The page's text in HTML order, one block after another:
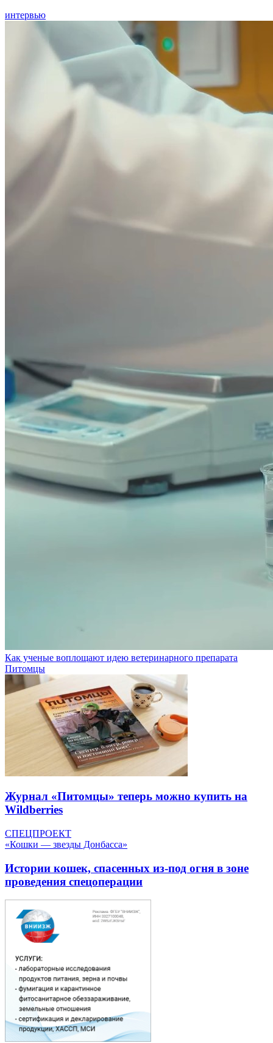
интервью
Как ученые воплощают идею ветеринарного препарата
Питомцы
Журнал «Питомцы» теперь можно купить на
Wildberries
СПЕЦПРОЕКТ
«Кошки — звезды Донбасса»
Истории кошек, спасенных из-под огня в зоне
проведения спецоперации